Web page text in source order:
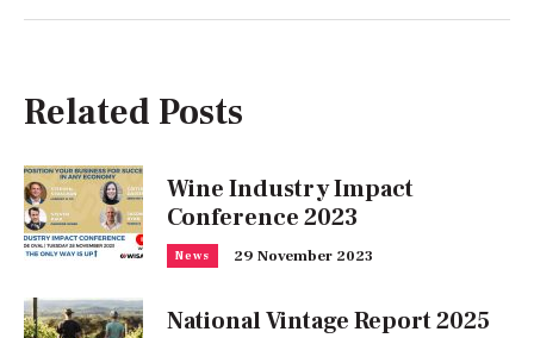
Related Posts
Wine Industry Impact
Conference 2023
News 29 November 2023
National Vintage Report 2025